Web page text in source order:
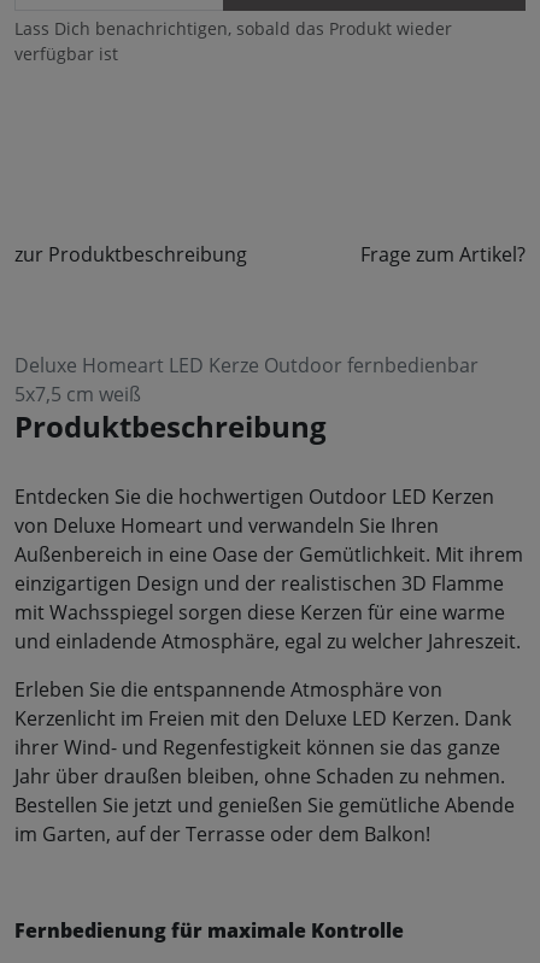
Lass Dich benachrichtigen, sobald das Produkt wieder
verfügbar ist
zur Produktbeschreibung Frage zum Artikel?
Deluxe Homeart LED Kerze Outdoor fernbedienbar
5x7,5 cm weiß
Produktbeschreibung
Entdecken Sie die hochwertigen Outdoor LED Kerzen
von Deluxe Homeart und verwandeln Sie Ihren
Außenbereich in eine Oase der Gemütlichkeit. Mit ihrem
einzigartigen Design und der realistischen 3D Flamme
mit Wachsspiegel sorgen diese Kerzen für eine warme
und einladende Atmosphäre, egal zu welcher Jahreszeit.
Erleben Sie die entspannende Atmosphäre von
Kerzenlicht im Freien mit den Deluxe LED Kerzen. Dank
ihrer Wind- und Regenfestigkeit können sie das ganze
Jahr über draußen bleiben, ohne Schaden zu nehmen.
Bestellen Sie jetzt und genießen Sie gemütliche Abende
im Garten, auf der Terrasse oder dem Balkon!
Fernbedienung für maximale Kontrolle